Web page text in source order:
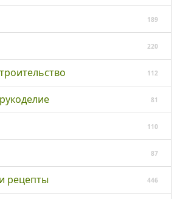
189
220
112
81
110
87
рецепты 446